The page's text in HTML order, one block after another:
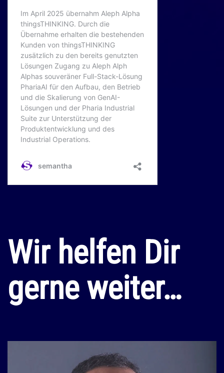
Wir helfen Dir
gerne weiter…